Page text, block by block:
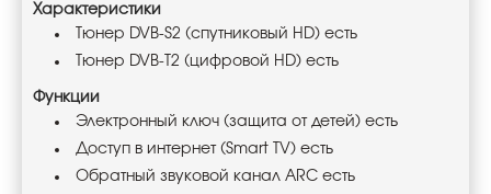
Характеристики
Тюнер DVB-S2 (спутниковый HD) есть
Тюнер DVB-T2 (цифровой HD) есть
Функции
Электронный ключ (защита от детей) есть
Доступ в интернет (Smart TV) есть
Обратный звуковой канал ARC есть